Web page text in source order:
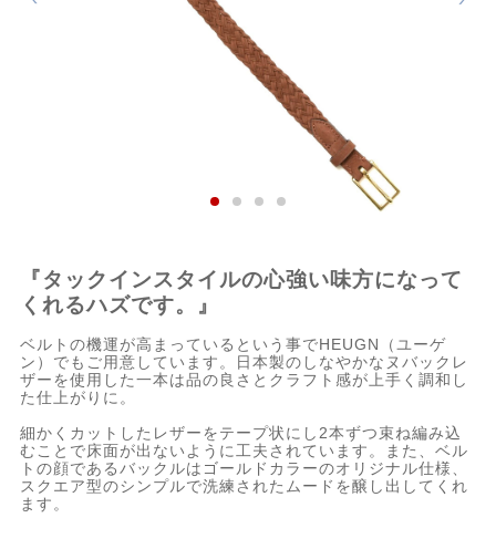
『タックインスタイルの心強い味方になって
くれるハズです。』
ベルトの機運が高まっているという事でHEUGN（ユーゲ
ン）でもご用意しています。日本製のしなやかなヌバックレ
ザーを使用した一本は品の良さとクラフト感が上手く調和し
た仕上がりに。
細かくカットしたレザーをテープ状にし2本ずつ束ね編み込
むことで床面が出ないように工夫されています。また、ベル
トの顔であるバックルはゴールドカラーのオリジナル仕様、
スクエア型のシンプルで洗練されたムードを醸し出してくれ
ます。